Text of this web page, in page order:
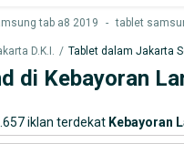
tab a8 2019 - tablet
D.K.I. / Tablet dalam Jakarta
di Kebayoran
iklan terdekat Kebayoran